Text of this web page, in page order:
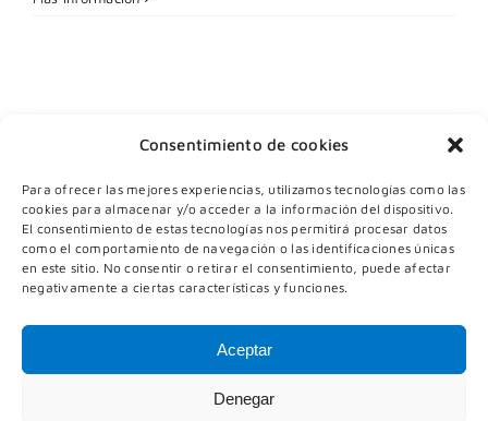
Consentimiento de cookies
Para ofrecer las mejores experiencias, utilizamos tecnologías como las
cookies para almacenar y/o acceder a la información del dispositivo.
El consentimiento de estas tecnologías nos permitirá procesar datos
como el comportamiento de navegación o las identificaciones únicas
en este sitio. No consentir o retirar el consentimiento, puede afectar
negativamente a ciertas características y funciones.
Aceptar
Denegar
Política de Privacidad|Aviso Legal
Canal de Denuncias